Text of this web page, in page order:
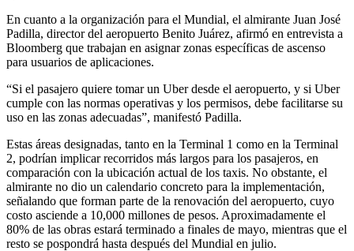
En cuanto a la organización para el Mundial, el almirante Juan José
Padilla, director del aeropuerto Benito Juárez, afirmó en entrevista a
Bloomberg que trabajan en asignar zonas específicas de ascenso
para usuarios de aplicaciones.
“Si el pasajero quiere tomar un Uber desde el aeropuerto, y si Uber
cumple con las normas operativas y los permisos, debe facilitarse su
uso en las zonas adecuadas”, manifestó Padilla.
Estas áreas designadas, tanto en la Terminal 1 como en la Terminal
2, podrían implicar recorridos más largos para los pasajeros, en
comparación con la ubicación actual de los taxis. No obstante, el
almirante no dio un calendario concreto para la implementación,
señalando que forman parte de la renovación del aeropuerto, cuyo
costo asciende a 10,000 millones de pesos. Aproximadamente el
80% de las obras estará terminado a finales de mayo, mientras que el
resto se pospondrá hasta después del Mundial en julio.